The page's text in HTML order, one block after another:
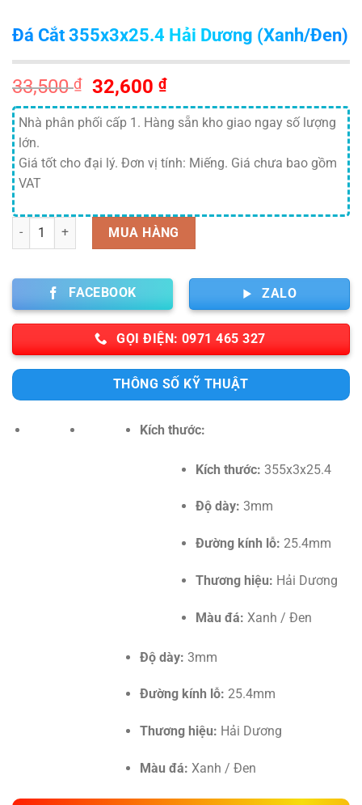
Đá Cắt 355x3x25.4 Hải Dương (Xanh/Đen)
33,500₫
Giá
gốc
là:
32,600₫Giá
hiện
tại
32,600 ₫.
Nhà phân phối cấp 1. Hàng sẵn kho giao ngay số lượng
lớn.
Giá tốt cho đại lý. Đơn vị tính: Miếng. Giá chưa bao gồm
VAT
Số lượng MUA HÀNG
FACEBOOK ZALO
GỌI ĐIỆN: 0971 465 327
THÔNG SỐ KỸ THUẬT
Kích thước:
Kích thước: 355x3x25.4
Độ dày: 3mm
Đường kính lỗ: 25.4mm
Thương hiệu: Hải Dương
Màu đá: Xanh / Đen
Độ dày: 3mm
Đường kính lỗ: 25.4mm
Thương hiệu: Hải Dương
Màu đá: Xanh / Đen